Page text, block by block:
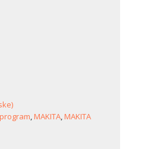
,MAKITA,MAKITA